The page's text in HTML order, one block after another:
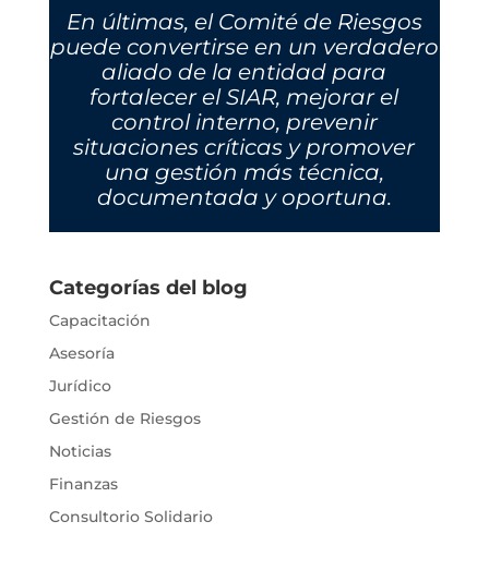
En últimas, el Comité de Riesgos
puede convertirse en un verdadero
aliado de la entidad para
fortalecer el SIAR, mejorar el
control interno, prevenir
situaciones críticas y promover
una gestión más técnica,
documentada y oportuna.
Categorías del blog
Capacitación
Asesoría
Jurídico
Gestión de Riesgos
Noticias
Finanzas
Consultorio Solidario